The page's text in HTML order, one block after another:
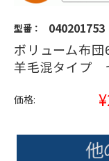
型番： 040201753
ボリューム布
羊毛混タイプ
価格: